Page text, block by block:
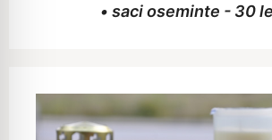
• saci oseminte - 30